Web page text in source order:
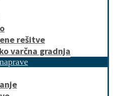
rešitve
varčna gradnja